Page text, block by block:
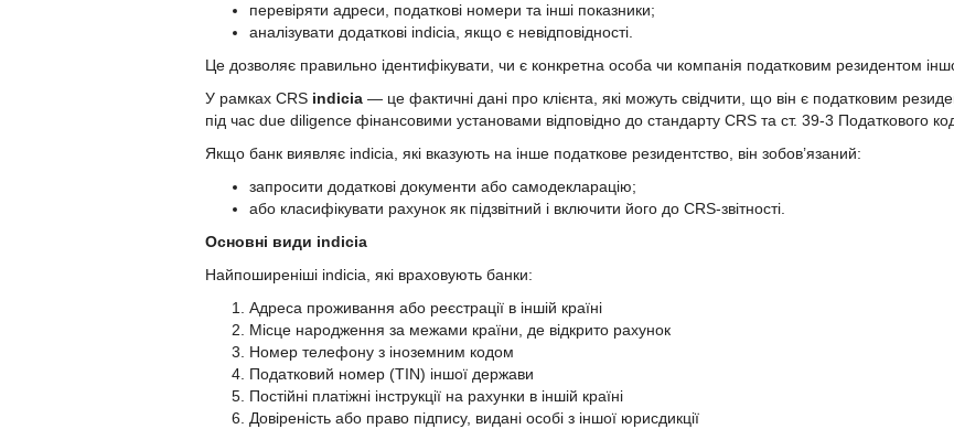
перевіряти адреси, податкові номери та інші показники;
аналізувати додаткові indicia, якщо є невідповідності.
Це дозволяє правильно ідентифікувати, чи є конкретна особа чи компанія податковим резидентом
У рамках CRS indicia — це фактичні дані про клієнта, які можуть свідчити, що він є податковим
під час due diligence фінансовими установами відповідно до стандарту CRS та ст. 39-3 Податкового
Якщо банк виявляє indicia, які вказують на інше податкове резидентство, він зобов’язаний:
запросити додаткові документи або самодекларацію;
або класифікувати рахунок як підзвітний і включити його до CRS-звітності.
Основні види indicia
Найпоширеніші indicia, які враховують банки:
Адреса проживання або реєстрації в іншій країні
Місце народження за межами країни, де відкрито рахунок
Номер телефону з іноземним кодом
Податковий номер (TIN) іншої держави
Постійні платіжні інструкції на рахунки в іншій країні
Довіреність або право підпису, видані особі з іншої юрисдикції